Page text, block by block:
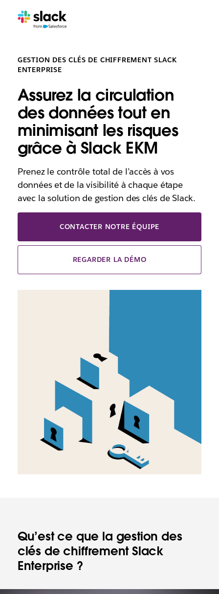
GESTION DES CLÉS DE CHIFFREMENT SLACK
ENTERPRISE
Assurez la circulation
des données tout en
minimisant les risques
grâce à Slack EKM
Prenez le contrôle total de l’accès à vos
données et de la visibilité à chaque étape
avec la solution de gestion des clés de Slack.
CONTACTER NOTRE ÉQUIPE
REGARDER LA DÉMO
Qu’est ce que la gestion des
clés de chiffrement Slack
Enterprise ?